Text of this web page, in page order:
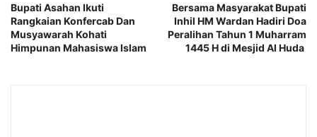
Bupati Asahan Ikuti
Rangkaian Konfercab Dan
Musyawarah Kohati
Himpunan Mahasiswa Islam
Bersama Masyarakat Bupati
Inhil HM Wardan Hadiri Doa
Peralihan Tahun 1 Muharram
1445 H di Mesjid Al Huda